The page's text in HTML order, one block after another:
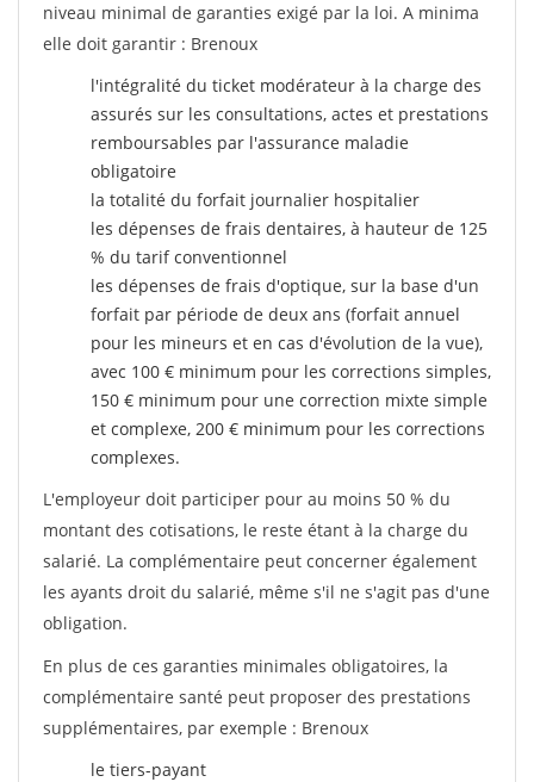
niveau minimal de garanties exigé par la loi. A minima
elle doit garantir : Brenoux
l'intégralité du ticket modérateur à la charge des
assurés sur les consultations, actes et prestations
remboursables par l'assurance maladie
obligatoire
la totalité du forfait journalier hospitalier
les dépenses de frais dentaires, à hauteur de 125
% du tarif conventionnel
les dépenses de frais d'optique, sur la base d'un
forfait par période de deux ans (forfait annuel
pour les mineurs et en cas d'évolution de la vue),
avec 100 € minimum pour les corrections simples,
150 € minimum pour une correction mixte simple
et complexe, 200 € minimum pour les corrections
complexes.
L'employeur doit participer pour au moins 50 % du
montant des cotisations, le reste étant à la charge du
salarié. La complémentaire peut concerner également
les ayants droit du salarié, même s'il ne s'agit pas d'une
obligation.
En plus de ces garanties minimales obligatoires, la
complémentaire santé peut proposer des prestations
supplémentaires, par exemple : Brenoux
le tiers-payant